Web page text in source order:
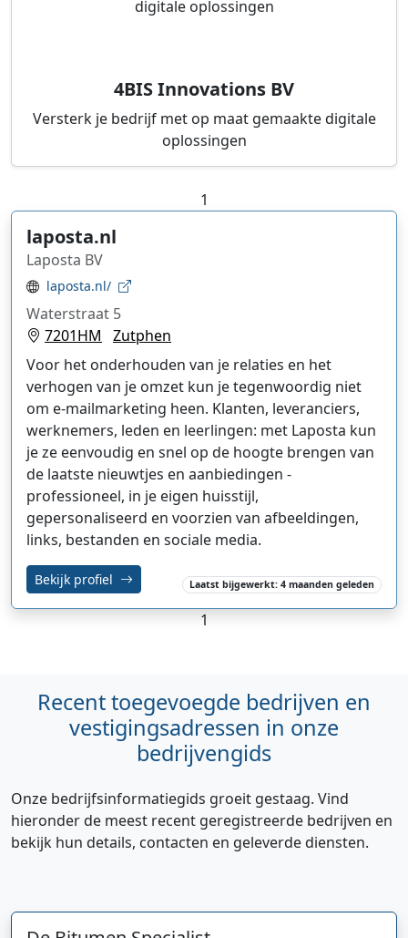
4BIS Innovations BV
Versterk je bedrijf met op maat gemaakte digitale
oplossingen
1
laposta.nl
Laposta BV
laposta.nl/
Waterstraat 5
7201HM
Zutphen
Voor het onderhouden van je relaties en het
verhogen van je omzet kun je tegenwoordig niet
om e-mailmarketing heen. Klanten, leveranciers,
werknemers, leden en leerlingen: met Laposta kun
je ze eenvoudig en snel op de hoogte brengen van
de laatste nieuwtjes en aanbiedingen -
professioneel, in je eigen huisstijl,
gepersonaliseerd en voorzien van afbeeldingen,
links, bestanden en sociale media.
Bekijk profiel Laatst bijgewerkt: 4 maanden geleden
1
Recent toegevoegde bedrijven en
vestigingsadressen in onze
bedrijvengids
Onze bedrijfsinformatiegids groeit gestaag. Vind
hieronder de meest recent geregistreerde bedrijven en
bekijk hun details, contacten en geleverde diensten.